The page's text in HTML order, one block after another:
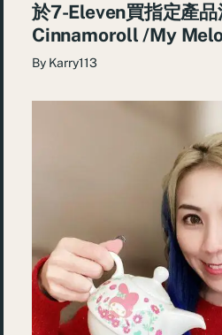
於7-Eleven買指定產
Cinnamoroll /My
By Karry113